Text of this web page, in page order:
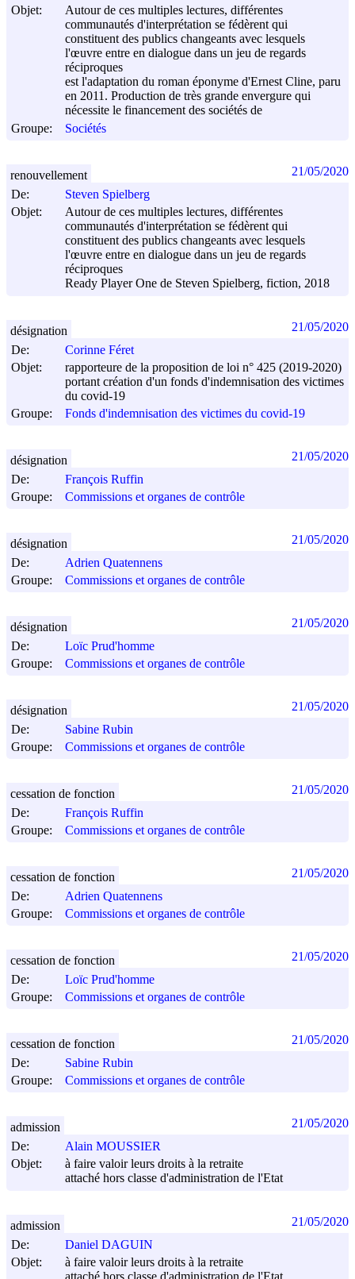
Objet:
Autour de ces multiples lectures, différentes
communautés d'interprétation se fédèrent qui
constituent des publics changeants avec lesquels
l'œuvre entre en dialogue dans un jeu de regards
réciproques
est l'adaptation du roman éponyme d'Ernest Cline, paru
en 2011. Production de très grande envergure qui
nécessite le financement des sociétés de
Groupe:
Sociétés
De:
Steven Spielberg
Objet:
Autour de ces multiples lectures, différentes
communautés d'interprétation se fédèrent qui
constituent des publics changeants avec lesquels
l'œuvre entre en dialogue dans un jeu de regards
réciproques
Ready Player One de Steven Spielberg, fiction, 2018
renouvellement 21/05/2020
De:
Corinne Féret
Objet:
rapporteure de la proposition de loi n° 425 (2019-2020)
portant création d'un fonds d'indemnisation des victimes
du covid-19
Groupe:
Fonds d'indemnisation des victimes du covid-19
désignation 21/05/2020
De:
François Ruffin
Groupe:
Commissions et organes de contrôle
désignation 21/05/2020
De:
Adrien Quatennens
Groupe:
Commissions et organes de contrôle
désignation 21/05/2020
De:
Loïc Prud'homme
Groupe:
Commissions et organes de contrôle
désignation 21/05/2020
De:
Sabine Rubin
Groupe:
Commissions et organes de contrôle
désignation 21/05/2020
De:
François Ruffin
Groupe:
Commissions et organes de contrôle
cessation de fonction 21/05/2020
De:
Adrien Quatennens
Groupe:
Commissions et organes de contrôle
cessation de fonction 21/05/2020
De:
Loïc Prud'homme
Groupe:
Commissions et organes de contrôle
cessation de fonction 21/05/2020
De:
Sabine Rubin
Groupe:
Commissions et organes de contrôle
cessation de fonction 21/05/2020
De:
Alain MOUSSIER
Objet:
à faire valoir leurs droits à la retraite
attaché hors classe d'administration de l'Etat
admission 21/05/2020
De:
Daniel DAGUIN
Objet:
à faire valoir leurs droits à la retraite
admission 21/05/2020